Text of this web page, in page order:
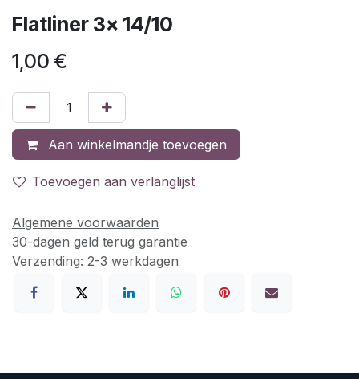
Flatliner 3x 14/10
1,00 €
Aan winkelmandje toevoegen
Toevoegen aan verlanglijst
Algemene voorwaarden
30-dagen geld terug garantie
Verzending: 2-3 werkdagen